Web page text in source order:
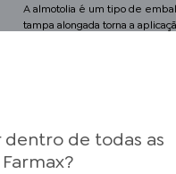
dentro de todas as
A almotolia é um tipo de
tampa alongada torna a